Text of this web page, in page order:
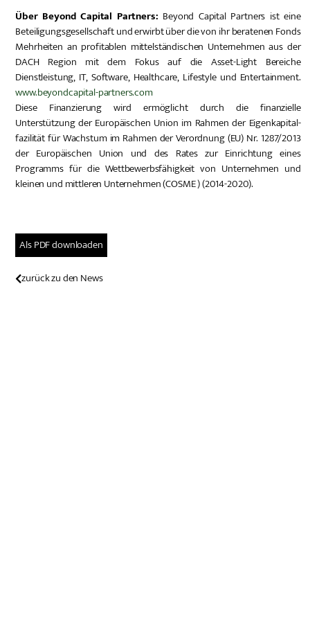
Über Beyond Capital Partners: Beyond Capital Partners ist eine
Beteiligungsgesellschaft und erwirbt über die von ihr beratenen Fonds
Mehrheiten an profitablen mittelständischen Unternehmen aus der
DACH Region mit dem Fokus auf die Asset-Light Bereiche
Dienstleistung, IT, Software, Healthcare, Lifestyle und Entertainment.
www.beyondcapital-partners.com
Diese Finanzierung wird ermöglicht durch die finanzielle
Unterstützung der Europäischen Union im Rahmen der Eigenkapital-
fazilität für Wachstum im Rahmen der Verordnung (EU) Nr. 1287/2013
der Europäischen Union und des Rates zur Einrichtung eines
Programms für die Wettbewerbsfähigkeit von Unternehmen und
kleinen und mittleren Unternehmen (COSME ) (2014-2020).
Als PDF downloaden
zurück zu den News